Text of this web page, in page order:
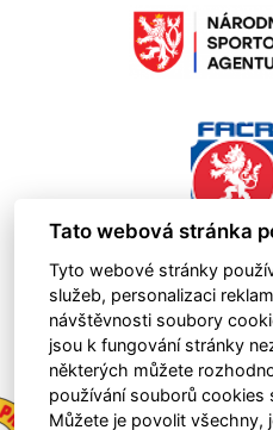
Tato webová stránka
Tyto webové stránky
služeb, personalizaci
návštěvnosti soubory
jsou k fungování stránky
některých můžete
používání souborů cookies
Můžete je povolit všechny,